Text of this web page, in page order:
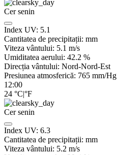
Cer senin
Index UV: 5.1
Cantitatea de precipitații: mm
Viteza vântului: 5.1 m/s
Umiditatea aerului: 42.2 %
Direcția vântului: Nord-Nord-Est
Presiunea atmosferică: 765 mm/Hg
12:00
24 °C|°F
Cer senin
Index UV: 6.3
Cantitatea de precipitații: mm
Viteza vântului: 5.2 m/s